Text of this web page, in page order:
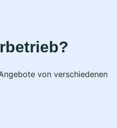
von verschiedenen